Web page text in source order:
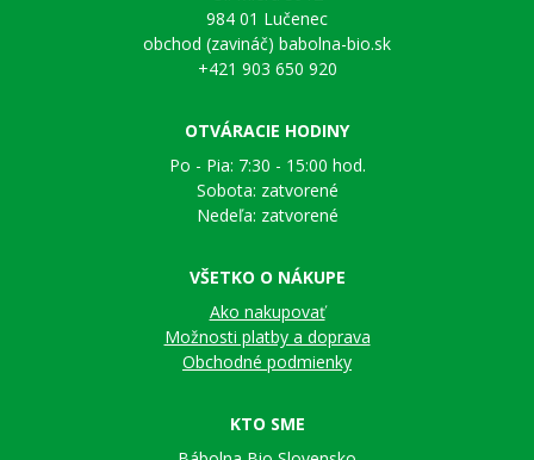
984 01 Lučenec
obchod (zavináč) babolna-bio.sk
+421 903 650 920
OTVÁRACIE HODINY
Po - Pia: 7:30 - 15:00 hod.
Sobota: zatvorené
Nedeľa: zatvorené
VŠETKO O NÁKUPE
Ako nakupovať
Možnosti platby a doprava
Obchodné podmienky
KTO SME